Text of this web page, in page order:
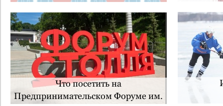
Что посетить на
Предпринимательском Форуме им.